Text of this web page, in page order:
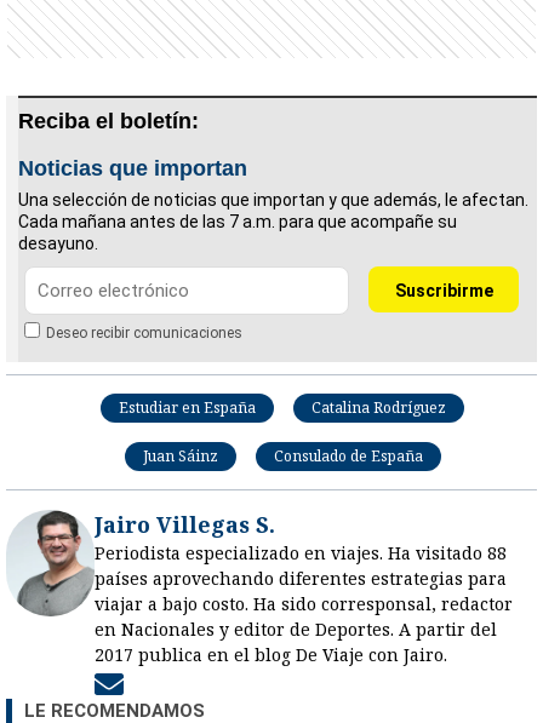
Reciba el boletín:
Noticias que importan
Una selección de noticias que importan y que además, le afectan.
Cada mañana antes de las 7 a.m. para que acompañe su
desayuno.
Deseo recibir comunicaciones
Estudiar en España Catalina Rodríguez
Juan Sáinz Consulado de España
Jairo Villegas S.
Periodista especializado en viajes. Ha visitado 88
países aprovechando diferentes estrategias para
viajar a bajo costo. Ha sido corresponsal, redactor
en Nacionales y editor de Deportes. A partir del
2017 publica en el blog De Viaje con Jairo.
LE RECOMENDAMOS